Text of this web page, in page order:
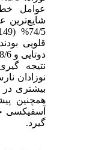
عوامل
شایع‌ترین
دوتایی و 38/6% (17 مورد) از قل سه تایی بودند.
نتیجه
بیشتری در
همچنین
آسفیکسی
گیرد.